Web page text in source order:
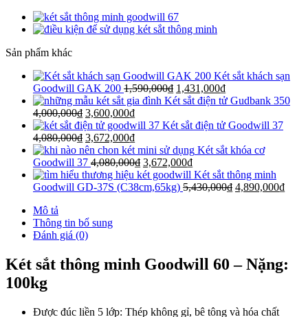
Sản phẩm khác
Két sắt khách sạn
Goodwill GAK 200 1,590,000₫ 1,431,000₫
Két sắt điện tử Gudbank 350
4,000,000₫ 3,600,000₫
Két sắt điện tử Goodwill 37
4,080,000₫ 3,672,000₫
Két sắt khóa cơ
Goodwill 37 4,080,000₫ 3,672,000₫
Két sắt thông minh
Goodwill GD-37S (C38cm,65kg) 5,430,000₫ 4,890,000₫
Mô tả
Thông tin bổ sung
Đánh giá (0)
Két sắt thông minh Goodwill 60 – Nặng:
100kg
Được đúc liền 5 lớp: Thép không gỉ, bê tông và hóa chất